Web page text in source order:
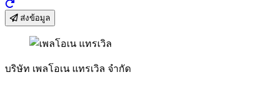
ส่งข้อมูล
บริษัท เพลโอเน แทรเวิล จำกัด